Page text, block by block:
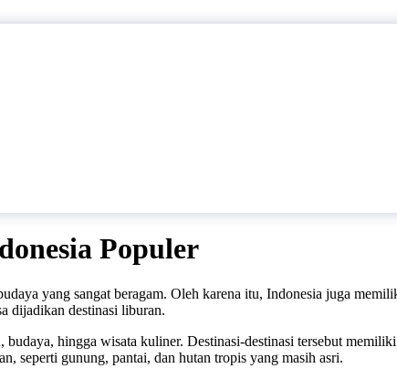
Populer
yang sangat beragam. Oleh karena itu, Indonesia juga
dijadikan destinasi liburan.
hingga wisata kuliner. Destinasi-destinasi tersebut
seperti gunung, pantai, dan hutan tropis yang masih asri.